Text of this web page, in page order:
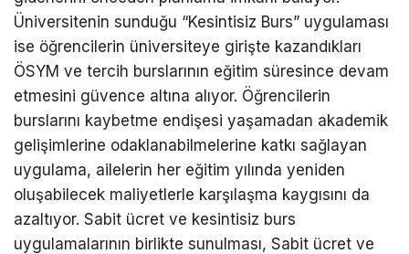
Üniversitenin sunduğu “Kesintisiz Burs” uygulaması
ise öğrencilerin üniversiteye girişte kazandıkları
ÖSYM ve tercih burslarının eğitim süresince devam
etmesini güvence altına alıyor. Öğrencilerin
burslarını kaybetme endişesi yaşamadan akademik
gelişimlerine odaklanabilmelerine katkı sağlayan
uygulama, ailelerin her eğitim yılında yeniden
oluşabilecek maliyetlerle karşılaşma kaygısını da
azaltıyor. Sabit ücret ve kesintisiz burs
uygulamalarının birlikte sunulması, Sabit ücret ve